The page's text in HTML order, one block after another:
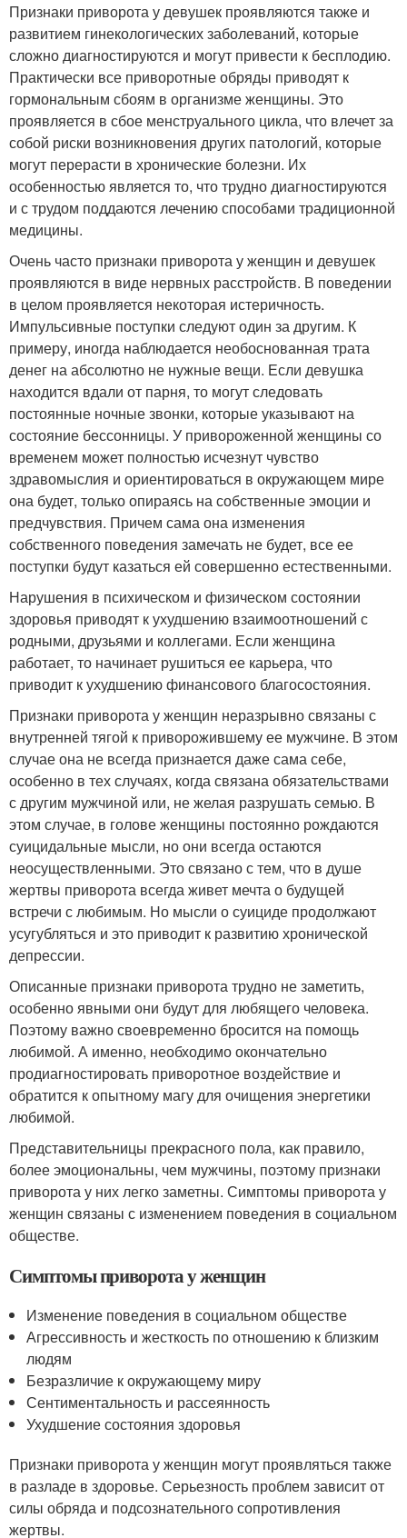
Признаки приворота у девушек проявляются также и
развитием гинекологических заболеваний, которые
сложно диагностируются и могут привести к бесплодию.
Практически все приворотные обряды приводят к
гормональным сбоям в организме женщины. Это
проявляется в сбое менструального цикла, что влечет за
собой риски возникновения других патологий, которые
могут перерасти в хронические болезни. Их
особенностью является то, что трудно диагностируются
и с трудом поддаются лечению способами традиционной
медицины.
Очень часто признаки приворота у женщин и девушек
проявляются в виде нервных расстройств. В поведении
в целом проявляется некоторая истеричность.
Импульсивные поступки следуют один за другим. К
примеру, иногда наблюдается необоснованная трата
денег на абсолютно не нужные вещи. Если девушка
находится вдали от парня, то могут следовать
постоянные ночные звонки, которые указывают на
состояние бессонницы. У привороженной женщины со
временем может полностью исчезнут чувство
здравомыслия и ориентироваться в окружающем мире
она будет, только опираясь на собственные эмоции и
предчувствия. Причем сама она изменения
собственного поведения замечать не будет, все ее
поступки будут казаться ей совершенно естественными.
Нарушения в психическом и физическом состоянии
здоровья приводят к ухудшению взаимоотношений с
родными, друзьями и коллегами. Если женщина
работает, то начинает рушиться ее карьера, что
приводит к ухудшению финансового благосостояния.
Признаки приворота у женщин неразрывно связаны с
внутренней тягой к приворожившему ее мужчине. В этом
случае она не всегда признается даже сама себе,
особенно в тех случаях, когда связана обязательствами
с другим мужчиной или, не желая разрушать семью. В
этом случае, в голове женщины постоянно рождаются
суицидальные мысли, но они всегда остаются
неосуществленными. Это связано с тем, что в душе
жертвы приворота всегда живет мечта о будущей
встречи с любимым. Но мысли о суициде продолжают
усугубляться и это приводит к развитию хронической
депрессии.
Описанные признаки приворота трудно не заметить,
особенно явными они будут для любящего человека.
Поэтому важно своевременно бросится на помощь
любимой. А именно, необходимо окончательно
продиагностировать приворотное воздействие и
обратится к опытному магу для очищения энергетики
любимой.
Представительницы прекрасного пола, как правило,
более эмоциональны, чем мужчины, поэтому признаки
приворота у них легко заметны. Симптомы приворота у
женщин связаны с изменением поведения в социальном
обществе.
Симптомы приворота у женщин
Изменение поведения в социальном обществе
Агрессивность и жесткость по отношению к близким
людям
Безразличие к окружающему миру
Сентиментальность и рассеянность
Ухудшение состояния здоровья
Признаки приворота у женщин могут проявляться также
в разладе в здоровье. Серьезность проблем зависит от
силы обряда и подсознательного сопротивления
жертвы.